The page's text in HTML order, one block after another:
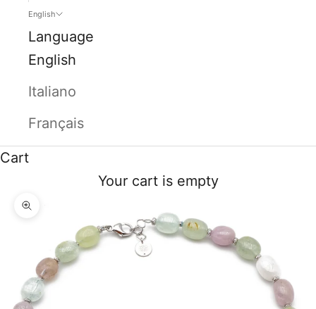
English
Language
English
Italiano
Français
Cart
Your cart is empty
Zoom picture